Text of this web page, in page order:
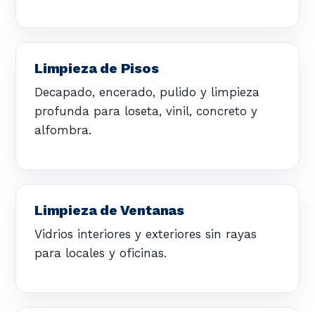
Limpieza de Pisos
Decapado, encerado, pulido y limpieza
profunda para loseta, vinil, concreto y
alfombra.
Limpieza de Ventanas
Vidrios interiores y exteriores sin rayas
para locales y oficinas.